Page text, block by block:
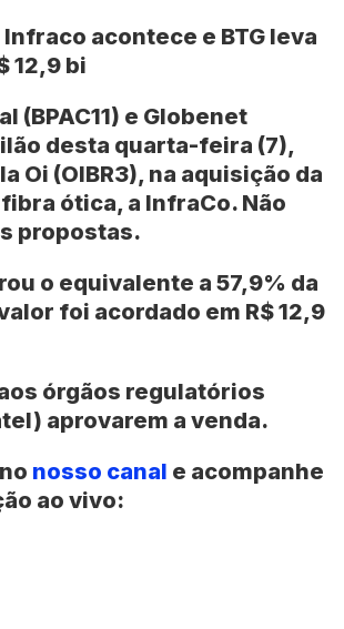
Infraco acontece e BTG leva
12,9 bi
(BPAC11) e Globenet
desta quarta-feira (7),
Oi (OIBR3), na aquisição da
ótica, a InfraCo. Não
propostas.
o equivalente a 57,9% da
foi acordado em R$ 12,9
órgãos regulatórios
aprovarem a venda.
nosso canal e acompanhe
ao vivo: